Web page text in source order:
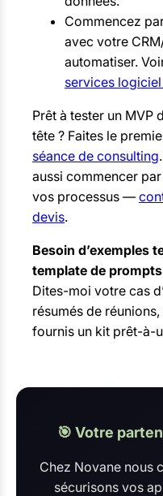
Commencez
avec votre
automatiser.
services
Prêt à tester un MVP
tête ? Faites le
séance de consulting
aussi commencer
vos processus —
devis.
Besoin d’exemples
template de
Dites-moi votre cas
résumés de
fournis un kit prêt-à-
🎯 Votre
Chez Novane nous
sécurisons vos